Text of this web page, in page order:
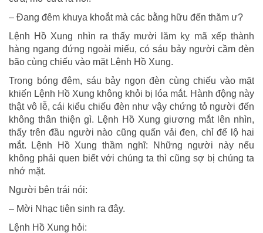
– Đang đêm khuya khoắt mà các bằng hữu đến thăm ư?
Lệnh Hồ Xung nhìn ra thấy mười lăm kỵ mã xếp thành
hàng ngang đứng ngoài miếu, có sáu bảy người cầm đèn
bão cùng chiếu vào mặt Lệnh Hồ Xung.
Trong bóng đêm, sáu bảy ngọn đèn cùng chiếu vào mặt
khiến Lệnh Hồ Xung không khỏi bị lóa mắt. Hành động này
thật vô lễ, cái kiểu chiếu đèn như vậy chứng tỏ người đến
không thân thiện gì. Lệnh Hồ Xung giương mắt lên nhìn,
thấy trên đầu người nào cũng quấn vải đen, chỉ để lộ hai
mắt. Lệnh Hồ Xung thầm nghĩ: Những người này nếu
không phải quen biết với chúng ta thì cũng sợ bị chúng ta
nhớ mặt.
Người bên trái nói:
– Mời Nhạc tiên sinh ra đây.
Lệnh Hồ Xung hỏi: